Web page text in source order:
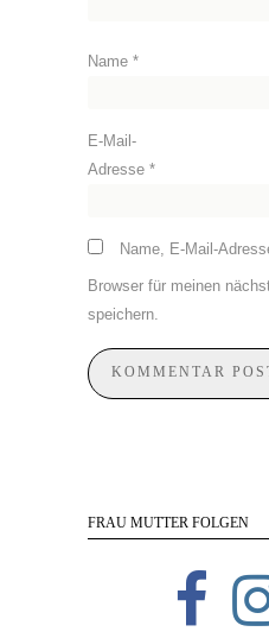
Name *
E-Mail-
Adresse *
Name, E-Mail-
Browser für meinen
speichern.
FRAU MUTTER FOLGEN